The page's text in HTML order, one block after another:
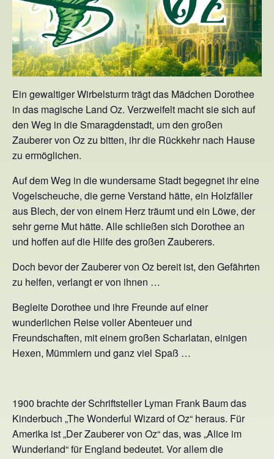
Ein gewaltiger Wirbelsturm trägt das Mädchen Dorothee
in das magische Land Oz. Verzweifelt macht sie sich auf
den Weg in die Smaragdenstadt, um den großen
Zauberer von Oz zu bitten, ihr die Rückkehr nach Hause
zu ermöglichen.
Auf dem Weg in die wundersame Stadt begegnet ihr eine
Vogelscheuche, die gerne Verstand hätte, ein Holzfäller
aus Blech, der von einem Herz träumt und ein Löwe, der
sehr gerne Mut hätte. Alle schließen sich Dorothee an
und hoffen auf die Hilfe des großen Zauberers.
Doch bevor der Zauberer von Oz bereit ist, den Gefährten
zu helfen, verlangt er von ihnen …
Begleite Dorothee und ihre Freunde auf einer
wunderlichen Reise voller Abenteuer und
Freundschaften, mit einem großen Scharlatan, einigen
Hexen, Mümmlern und ganz viel Spaß …
1900 brachte der Schriftsteller Lyman Frank Baum das
Kinderbuch „The Wonderful Wizard of Oz“ heraus. Für
Amerika ist „Der Zauberer von Oz“ das, was „Alice im
Wunderland“ für England bedeutet. Vor allem die